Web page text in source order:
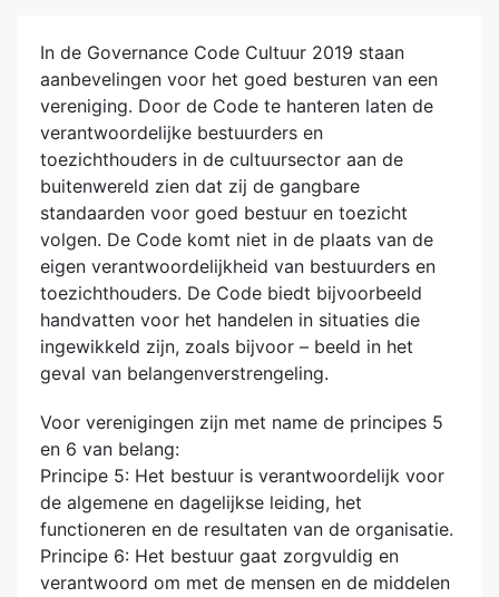
In de Governance Code Cultuur 2019 staan
aanbevelingen voor het goed besturen van een
vereniging. Door de Code te hanteren laten de
verantwoordelijke bestuurders en
toezichthouders in de cultuursector aan de
buitenwereld zien dat zij de gangbare
standaarden voor goed bestuur en toezicht
volgen. De Code komt niet in de plaats van de
eigen verantwoordelijkheid van bestuurders en
toezichthouders. De Code biedt bijvoorbeeld
handvatten voor het handelen in situaties die
ingewikkeld zijn, zoals bijvoor – beeld in het
geval van belangenverstrengeling.
Voor verenigingen zijn met name de principes 5
en 6 van belang:
Principe 5: Het bestuur is verantwoordelijk voor
de algemene en dagelijkse leiding, het
functioneren en de resultaten van de organisatie.
Principe 6: Het bestuur gaat zorgvuldig en
verantwoord om met de mensen en de middelen